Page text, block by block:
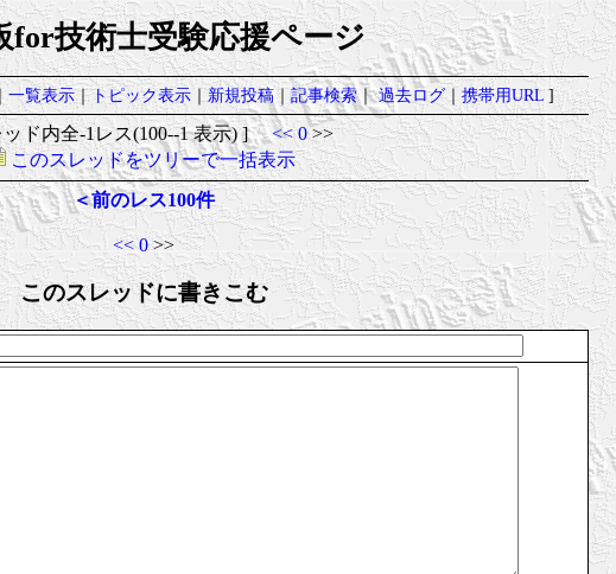
for技術士受験応援ページ
一覧表示｜トピック表示｜新規投稿｜記事検索｜過去ログ｜携帯用URL]
ッド内全-1レス(100--1 表示) ]<< 0>>
このスレッドをツリーで一括表示
＜前のレス100件
<< 0>>
このスレッドに書きこむ